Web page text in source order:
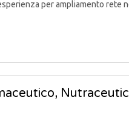
per ampliamento rete